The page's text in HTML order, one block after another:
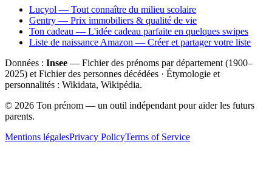
Lucyol — Tout connaître du milieu scolaire
Gentry — Prix immobiliers & qualité de vie
Ton cadeau — L'idée cadeau parfaite en quelques swipes
Liste de naissance Amazon — Créer et partager votre liste
Données : Insee — Fichier des prénoms par département (1900–
2025) et Fichier des personnes décédées · Étymologie et
personnalités : Wikidata, Wikipédia.
© 2026 Ton prénom — un outil indépendant pour aider les futurs
parents.
Mentions légalesPrivacy PolicyTerms of Service